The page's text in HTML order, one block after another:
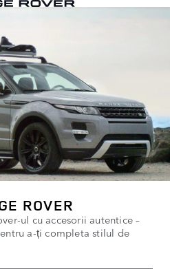
ROVER
ul cu accesorii autentice –
a-ți completa stilul de